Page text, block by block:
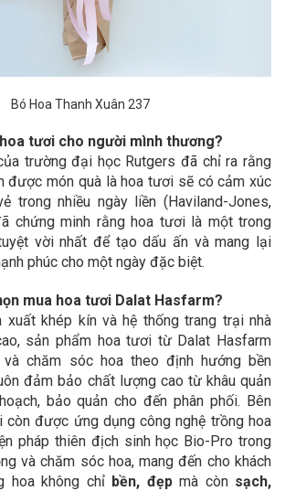
Bó Hoa Thanh Xuân 237
tươi cho người mình thương?
trường đại học Rutgers đã chỉ ra rằng
được món quà là hoa tươi sẽ có cảm xúc
trong nhiều ngày liền (Haviland-Jones,
chứng minh rằng hoa tươi là một trong
vời nhất để tạo dấu ấn và mang lại
phúc cho một ngày đặc biệt.
mua hoa tươi Dalat Hasfarm?
xuất khép kín và hệ thống trang trại nhà
sản phẩm hoa tươi từ Dalat Hasfarm
chăm sóc hoa theo định hướng bền
đảm bảo chất lượng cao từ khâu quản
bảo quản cho đến phân phối. Bên
còn được ứng dụng công nghệ trồng hoa
pháp thiên địch sinh học Bio-Pro trong
và chăm sóc hoa, mang đến cho khách
hoa không chỉ bền, đẹpmà còn sạch,